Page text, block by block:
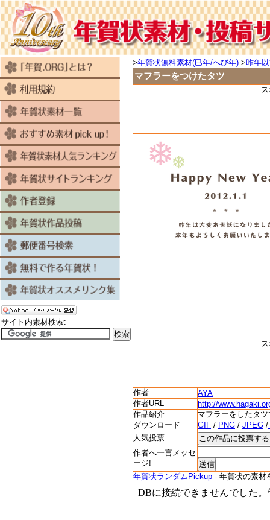
>年賀状無料素材(巳年/へび年) >昨年
マフラーをつけたタツ
作者
AYA
作者URL
http://
作品紹介
マフラーをしたタ
ダウンロード
GIF / PNG / JPEG /
人気投票
作者へ一言メッセ
ージ!
年賀状ランダムPickup - 年賀状の素材
サイト内素材検索: